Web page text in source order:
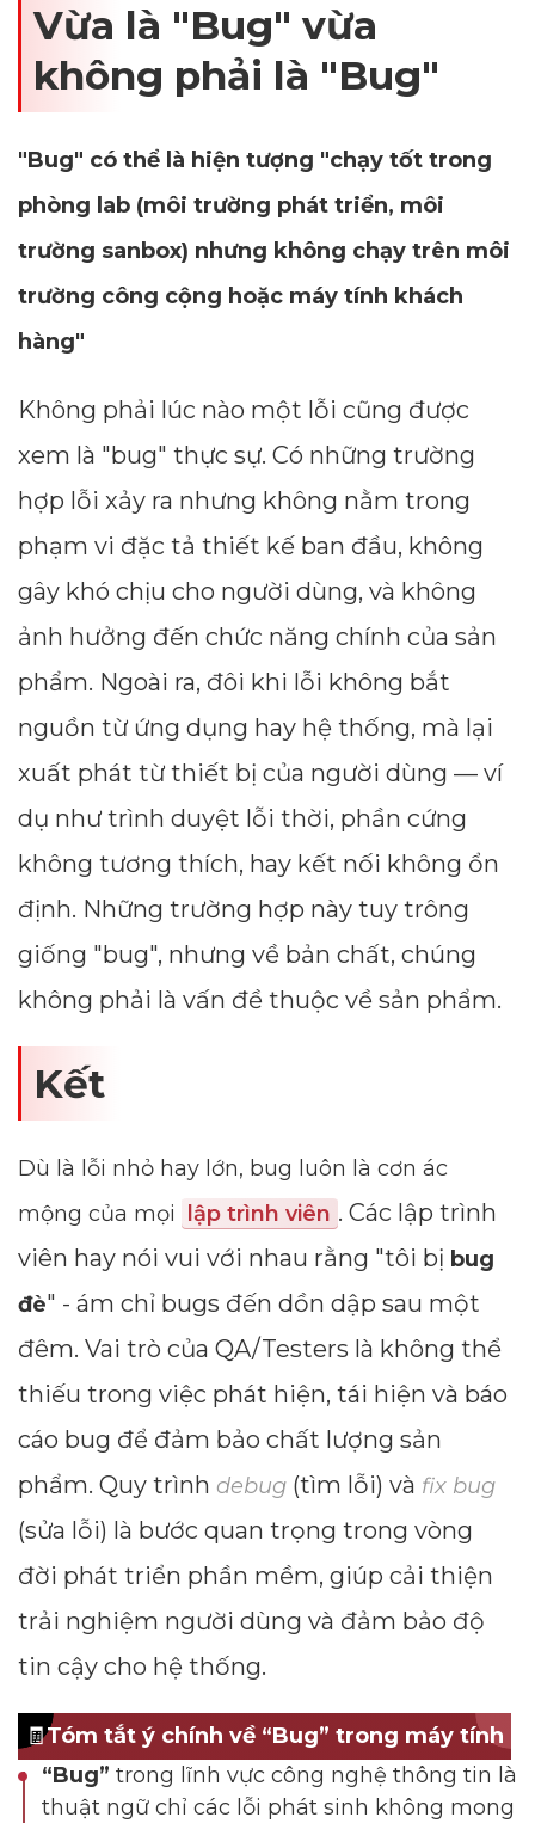
Vừa là "Bug" vừa
không phải là "Bug"
"Bug" có thể là hiện tượng "chạy tốt trong
phòng lab (môi trường phát triển, môi
trường sanbox) nhưng không chạy trên môi
trường công cộng hoặc máy tính khách
hàng"
Không phải lúc nào một lỗi cũng được
xem là "bug" thực sự. Có những trường
hợp lỗi xảy ra nhưng không nằm trong
phạm vi đặc tả thiết kế ban đầu, không
gây khó chịu cho người dùng, và không
ảnh hưởng đến chức năng chính của sản
phẩm. Ngoài ra, đôi khi lỗi không bắt
nguồn từ ứng dụng hay hệ thống, mà lại
xuất phát từ thiết bị của người dùng — ví
dụ như trình duyệt lỗi thời, phần cứng
không tương thích, hay kết nối không ổn
định. Những trường hợp này tuy trông
giống "bug", nhưng về bản chất, chúng
không phải là vấn đề thuộc về sản phẩm.
Kết
Dù là lỗi nhỏ hay lớn, bug luôn là cơn ác
mộng của mọi
lập trình viên . Các lập trình
viên hay nói vui với nhau rằng "tôi bị bug
đè" - ám chỉ bugs đến dồn dập sau một
đêm. Vai trò của QA/Testers là không thể
thiếu trong việc phát hiện, tái hiện và báo
cáo bug để đảm bảo chất lượng sản
phẩm. Quy trình debug (tìm lỗi) và fix bug
(sửa lỗi) là bước quan trọng trong vòng
đời phát triển phần mềm, giúp cải thiện
trải nghiệm người dùng và đảm bảo độ
tin cậy cho hệ thống.
🧾Tóm tắt ý chính về “Bug” trong máy tính
“Bug” trong lĩnh vực công nghệ thông tin là
thuật ngữ chỉ các lỗi phát sinh không mong